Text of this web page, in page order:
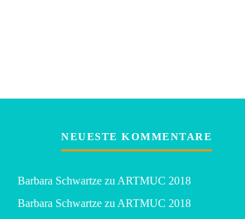
NEUESTE KOMMENTARE
Barbara Schwartze zu ARTMUC 2018
Barbara Schwartze zu ARTMUC 2018